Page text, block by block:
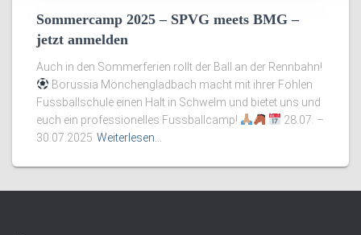
Sommercamp 2025 – SPVG meets BMG –
jetzt anmelden
Auch in den Sommerferien rollt der Ball an der Rennbahn!
Borussia Mönchengladbach macht mit ihrer Fohlen
Fussballschule einen Halt in Schwelm und bietet uns und
euch ein professionelles Fussballcamp!
28.07. –
30.07.2025 Weiterlesen…